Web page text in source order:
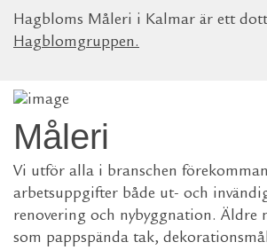
Hagbloms Måleri i Kalmar är ett
Hagblomgruppen.
Måleri
Vi utför alla i branschen
arbetsuppgifter både ut- och
renovering och nybyggnation. Äldre
som pappspända tak,